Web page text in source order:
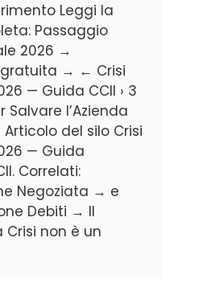
Leggi la
Passaggio
2026 →
gratuita → ← Crisi
— Guida CCII › 3
Salvare l’Azienda
Articolo del silo Crisi
— Guida
Correlati:
Negoziata → e
Debiti → Il
non è un